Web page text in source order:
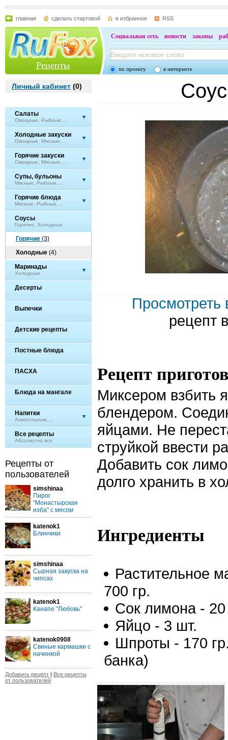
главная сделать стартовой в избранное RSS
Рецепты
Социальная сеть новости законы
по проекту в интернете
Личный кабинет (0)
Салаты
Овощные, Рыбные,...
Холодные закуски
Овощные, Мясные,...
Горячие закуски
Овощные, Мясные,...
Супы, бульоны
Мясные, Рыбные,...
Горячие блюда
Мясные, Рыбные,...
Соусы
Горячие, Холодные
Горячие (3)
Холодные (4)
Маринады
Холодные
Десерты
Выпечки
Детские рецепты
Постные блюда
ПАСХА
Блюда на мангале
Напитки
Алкогольные,...
Все рецепты
Абсолютно все
Рецепты от
пользователей
simshinaa
Пирог
"Монастырская
изба" с мясом
katenok1
Блинчики
simshinaa
Сырная закуска на
чипсах
katenok1
Канапе "Любовь"
katenok0908
Свиные кармашки с
начинкой
Добавить рецепт | Все рецепты
от пользователей
Просмотреть
рецепт
Рецепт
Миксером взбить
блендером.
яйцами. Не
струйкой ввести
Добавить сок
долго хранить в
Ингредиенты
Растительное
700 гр.
Сок лимона - 20
Яйцо - 3 шт.
Шпроты - 170
банка)